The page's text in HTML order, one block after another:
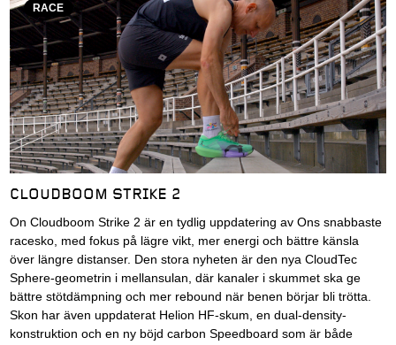
RACE
CLOUDBOOM STRIKE 2
On Cloudboom Strike 2 är en tydlig uppdatering av Ons snabbaste
racesko, med fokus på lägre vikt, mer energi och bättre känsla
över längre distanser. Den stora nyheten är den nya CloudTec
Sphere-geometrin i mellansulan, där kanaler i skummet ska ge
bättre stötdämpning och mer rebound när benen börjar bli trötta.
Skon har även uppdaterat Helion HF-skum, en dual-density-
konstruktion och en ny böjd carbon Speedboard som är både